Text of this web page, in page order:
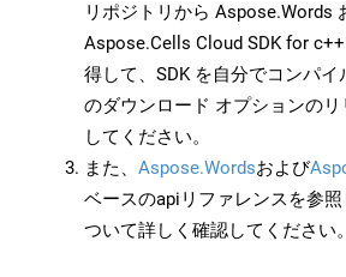
リポジトリから Aspose.Words
Aspose.Cells Cloud SDK for
得して、SDK を自分でコンパイ
のダウンロード オプションの
してください。
また、 Aspose.Wordsおよび
ベースのapiリファレンスを参
ついて詳しく確認してください。